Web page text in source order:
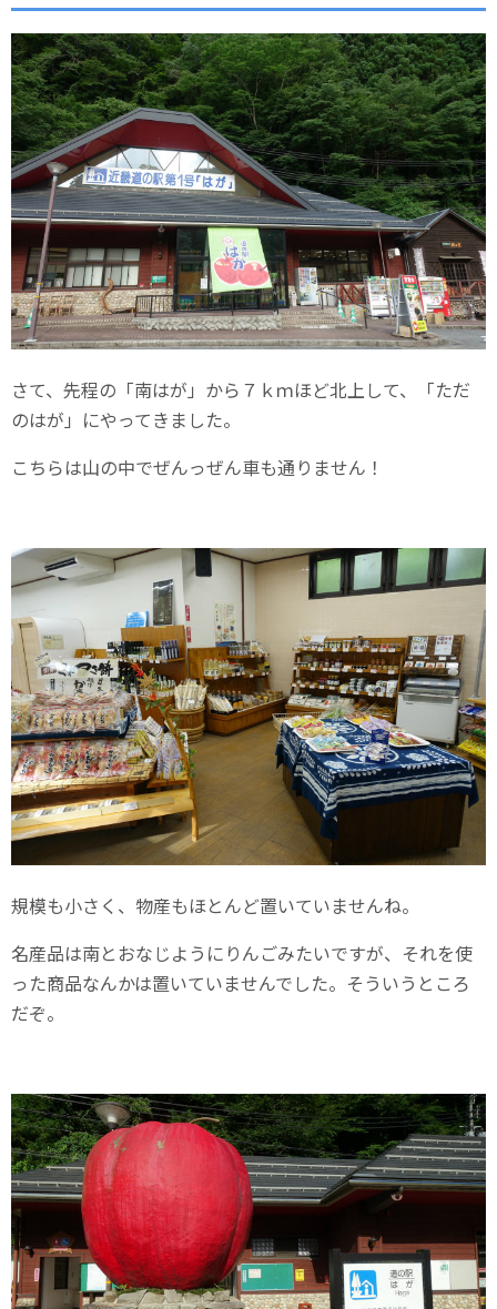
さて、先程の「南はが」から７ｋｍほど北上して、「ただ
のはが」にやってきました。
こちらは山の中でぜんっぜん車も通りません！
規模も小さく、物産もほとんど置いていませんね。
名産品は南とおなじようにりんごみたいですが、それを使
った商品なんかは置いていませんでした。そういうところ
だぞ。